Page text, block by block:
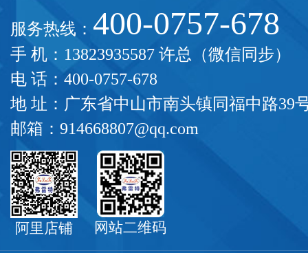
服务热线： 400-0757-678
手 机：13823935587 许总（微信同步）
电 话：400-0757-678
地 址：广东省中山市南头镇同福中路39
邮箱：914668807@qq.com
阿里店铺 网站二维码